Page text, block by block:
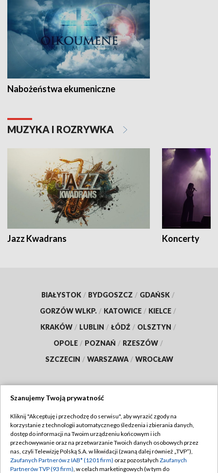
Nabożeństwa ekumeniczne
MUZYKA I ROZRYWKA
Jazz Kwadrans Koncerty
BIAŁYSTOK / BYDGOSZCZ / GDAŃSK /
GORZÓW WLKP. / KATOWICE / KIELCE /
KRAKÓW / LUBLIN / ŁÓDŹ / OLSZTYN /
OPOLE / POZNAŃ / RZESZÓW /
SZCZECIN / WARSZAWA / WROCŁAW
TVP
Abonament TVP
Emisja w TVP
Regulamin TVP
Polityka prywatności
Szanujemy Twoją prywatność
Kliknij "Akceptuję i przechodzę do serwisu", aby wyrazić zgody na
korzystanie z technologii automatycznego śledzenia i zbierania danych,
dostęp do informacji na Twoim urządzeniu końcowym i ich
przechowywanie oraz na przetwarzanie Twoich danych osobowych przez
nas, czyli Telewizję Polską S.A. w likwidacji (zwaną dalej również „TVP”),
Zaufanych Partnerów z IAB* (1201 firm) oraz pozostałych Zaufanych
Partnerów TVP (93 firm), w celach marketingowych (w tym do